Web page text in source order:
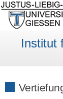
Institut